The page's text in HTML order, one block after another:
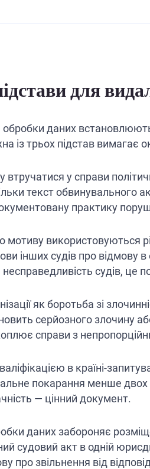
для
даних
із трьох підстав вимагає
у справи
текст обвинувального
практику
мотиву використовуються
інших судів про відмову
судів, це
як боротьба зі
серйозного злочину
справи з
в країні-
покарання менше
— цінний документ.
даних забороняє
судовий акт в одній
про звільнення від